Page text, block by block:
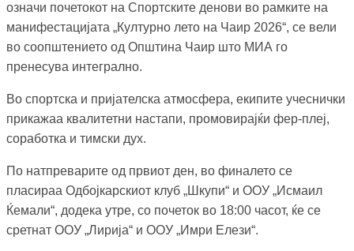
означи почетокот на Спортските денови во рамките на
манифестацијата „Културно лето на Чаир 2026“, се вели
во соопштението од Општина Чаир што МИА го
пренесува интегрално.
Во спортска и пријателска атмосфера, екипите учеснички
прикажаа квалитетни настапи, промовирајќи фер-плеј,
соработка и тимски дух.
По натпреварите од првиот ден, во финалето се
пласираа Одбојкарскиот клуб „Шкупи“ и ООУ „Исмаил
Ќемали“, додека утре, со почеток во 18:00 часот, ќе се
сретнат ООУ „Лирија“ и ООУ „Имри Елези“.